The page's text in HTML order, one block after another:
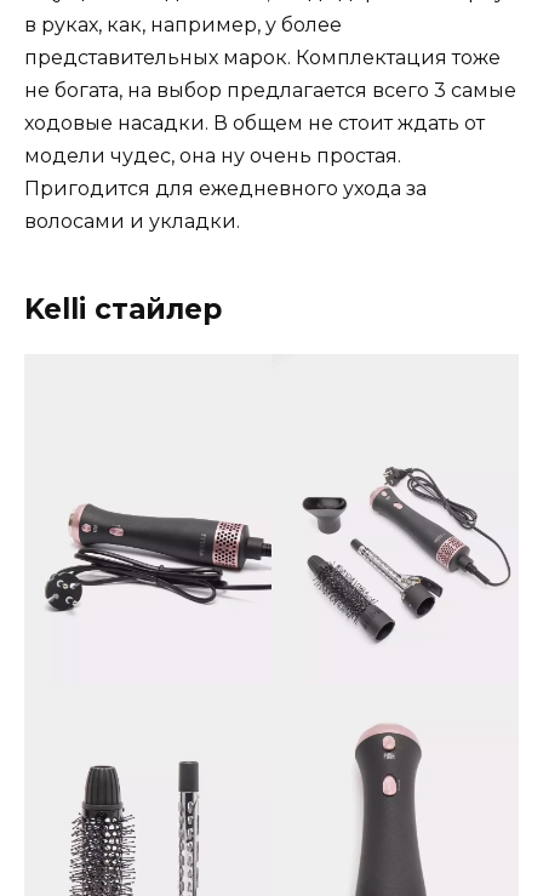
в руках, как, например, у более
представительных марок. Комплектация тоже
не богата, на выбор предлагается всего 3 самые
ходовые насадки. В общем не стоит ждать от
модели чудес, она ну очень простая.
Пригодится для ежедневного ухода за
волосами и укладки.
Kelli стайлер